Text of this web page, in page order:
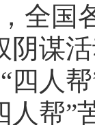
全国
阴谋
四人
人帮”